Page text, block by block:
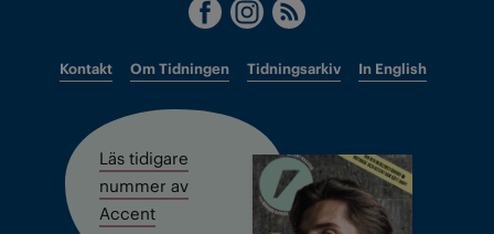
Kontakt Om Tidningen Tidningsarkiv In English
Läs tidigare
nummer av
Accent